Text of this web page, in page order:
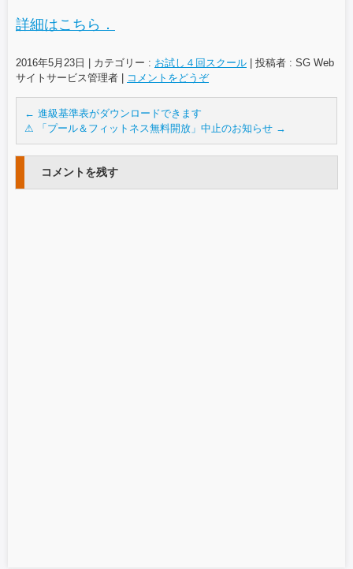
詳細はこちら．
2016年5月23日 カテゴリー : お試し４回スクール
投稿者 : SG Web
サイトサービス管理者
コメントをどうぞ
← 進級基準表がダウンロードできます
⚠ 「プール＆フィットネス無料開放」中止のお知らせ →
コメントを残す